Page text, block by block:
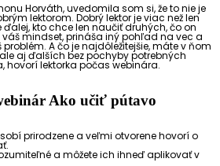
Horváth, uvedomila som si, že to nie je
lektorom. Dobrý lektor je viac než len
kto chce len naučiť druhých, čo on
váš mindset, prináša iný pohľad na vec a
A čo je najdôležitejšie, máte v ňom
aj ďalších bez pochyby potrebných
hovorí lektorka počas webinára.
Ako učiť pútavo
prirodzene a veľmi otvorene hovorí o
a môžete ich ihneď aplikovať v